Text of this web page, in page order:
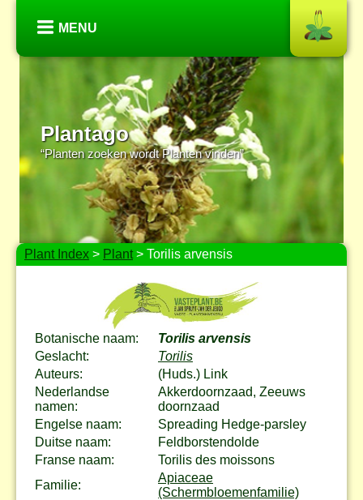
MENU
Plantago
“Planten zoeken wordt Planten vinden”
Plant Index > Plant> Torilis arvensis
Botanische naam:
Torilis arvensis
Geslacht:
Torilis
Auteurs:
(Huds.) Link
Nederlandse
namen:
Akkerdoornzaad, Zeeuws
doornzaad
Engelse naam:
Spreading Hedge-parsley
Duitse naam:
Feldborstendolde
Franse naam:
Torilis des moissons
Familie:
Apiaceae
(Schermbloemenfamilie)